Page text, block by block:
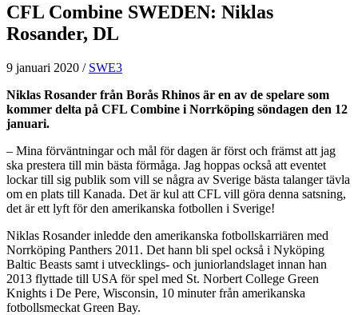
CFL Combine SWEDEN: Niklas
Rosander, DL
9 januari 2020 / SWE3
Niklas Rosander från Borås Rhinos är en av de spelare som
kommer delta på CFL Combine i Norrköping söndagen den 12
januari.
– Mina förväntningar och mål för dagen är först och främst att jag
ska prestera till min bästa förmåga. Jag hoppas också att eventet
lockar till sig publik som vill se några av Sverige bästa talanger tävla
om en plats till Kanada. Det är kul att CFL vill göra denna satsning,
det är ett lyft för den amerikanska fotbollen i Sverige!
Niklas Rosander inledde den amerikanska fotbollskarriären med
Norrköping Panthers 2011. Det hann bli spel också i Nyköping
Baltic Beasts samt i utvecklings- och juniorlandslaget innan han
2013 flyttade till USA för spel med St. Norbert College Green
Knights i De Pere, Wisconsin, 10 minuter från amerikanska
fotbollsmeckat Green Bay.